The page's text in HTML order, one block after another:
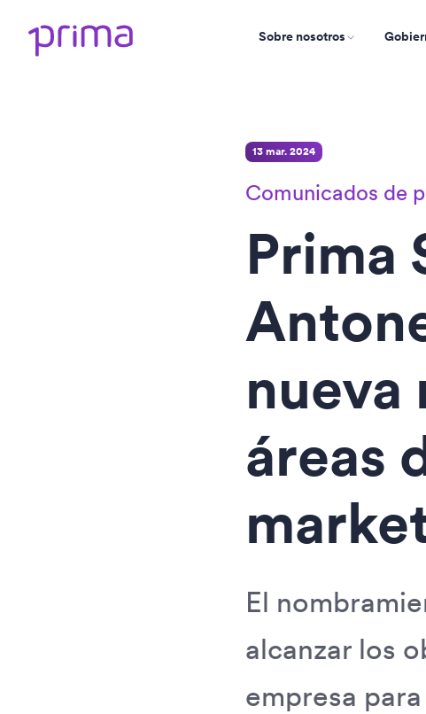
Sobre nosotros
13 mar. 2024
Comunicados de
Prima
nueva
áreas
El
alcanzar los
empresa